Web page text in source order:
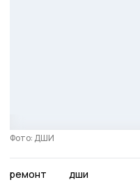
Фото: ДШИ
ремонт дши